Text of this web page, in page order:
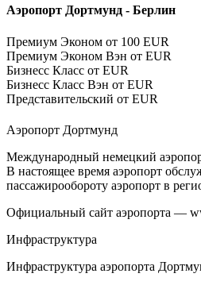
Аэропорт Дортмунд - Берлин
Премиум Эконом от 100 EUR
Премиум Эконом Вэн от EUR
Бизнесс Класс от EUR
Бизнесс Класс Вэн от EUR
Представительский от EUR
Аэропорт Дортмунд
Международный немецкий
В настоящее время аэропорт
пассажирообороту аэропорт в
Официальный сайт аэропорта —
Инфраструктура
Инфраструктура аэропорта